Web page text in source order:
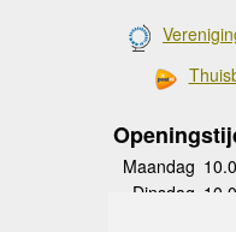
Maandag
Dinsdag